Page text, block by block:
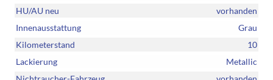
HU/AU neu
vorhanden
Innenausstattung
Grau
Kilometerstand
10
Lackierung
Metallic